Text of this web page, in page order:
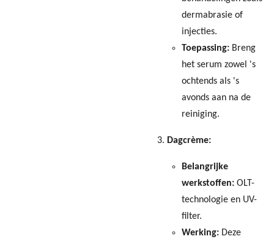
dermabrasie of
injecties.
Toepassing: Breng
het serum zowel 's
ochtends als 's
avonds aan na de
reiniging.
Dagcrème:
Belangrijke
werkstoffen: OLT-
technologie en UV-
filter.
Werking: Deze